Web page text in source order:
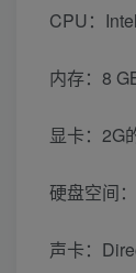
CPU：
内存：8
显卡：2G
硬盘空间
声卡：